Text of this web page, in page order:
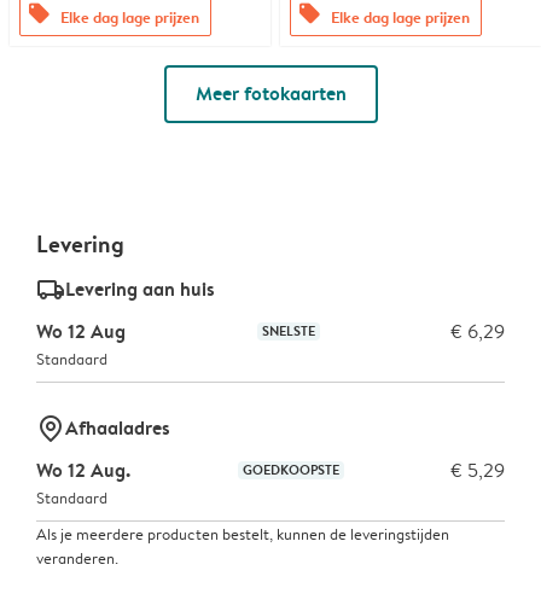
offers Elke dag lage prijzen offers Elke dag lage prijzen
Meer fotokaarten
Levering
delivery_standard_v2Levering aan huis
Wo 12 Aug
SNELSTE € 6,29
Standaard
marker-pinAfhaaladres
Wo 12 Aug.
GOEDKOOPSTE € 5,29
Standaard
Als je meerdere producten bestelt, kunnen de leveringstijden
veranderen.